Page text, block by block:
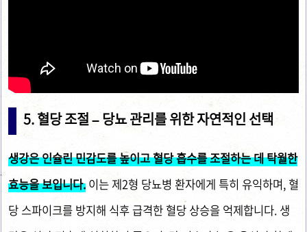
5. 혈당 조절 – 당뇨 관리를 위한 자연적인 선택
생강은 인슐린 민감도를 높이고 혈당 흡수를 조절하는 데 탁월한
효능을 보입니다. 이는 제2형 당뇨병 환자에게 특히 유익하며, 혈
당 스파이크를 방지해 식후 급격한 혈당 상승을 억제합니다. 생